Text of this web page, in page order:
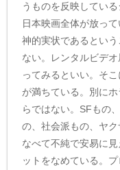
うものを反映してい
日本映画全体が放っ
神的実状であるとい
ない。レンタルビデ
ってみるといい。そ
が満ちている。別に
らではない。SFもの
の、社会派もの、ヤ
なべて不純で安易に
ットをなめている。